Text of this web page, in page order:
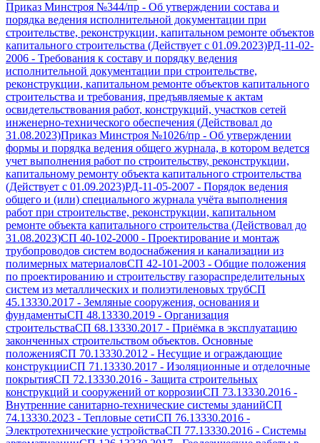
Приказ Минстроя №344/пр - Об утверждении состава и
порядка ведения исполнительной документации при
строительстве, реконструкции, капитальном ремонте объектов
капитального строительства (Действует с 01.09.2023)РД-11-02-
2006 - Требования к составу и порядку ведения
исполнительной документации при строительстве,
реконструкции, капитальном ремонте объектов капитального
строительства и требования, предъявляемые к актам
освидетельствования работ, конструкций, участков сетей
инженерно-технического обеспечения (Действовал до
31.08.2023)Приказ Минстроя №1026/пр - Об утверждении
формы и порядка ведения общего журнала, в котором ведется
учет выполнения работ по строительству, реконструкции,
капитальному ремонту объекта капитального строительства
(Действует с 01.09.2023)РД-11-05-2007 - Порядок ведения
общего и (или) специального журнала учёта выполнения
работ при строительстве, реконструкции, капитальном
ремонте объекта капитального строительства (Действовал до
31.08.2023)СП 40-102-2000 - Проектирование и монтаж
трубопроводов систем водоснабжения и канализации из
полимерных материаловСП 42-101-2003 - Общие положения
по проектированию и строительству газораспределительных
систем из металлических и полиэтиленовых трубСП
45.13330.2017 - Земляные сооружения, основания и
фундаментыСП 48.13330.2019 - Организация
строительстваСП 68.13330.2017 - Приёмка в эксплуатацию
законченных строительством объектов. Основные
положенияСП 70.13330.2012 - Несущие и ограждающие
конструкцииСП 71.13330.2017 - Изоляционные и отделочные
покрытияСП 72.13330.2016 - Защита строительных
конструкций и сооружений от коррозииСП 73.13330.2016 -
Внутренние санитарно-технические системы зданийСП
74.13330.2023 - Тепловые сетиСП 76.13330.2016 -
Электротехнические устройстваСП 77.13330.2016 - Системы